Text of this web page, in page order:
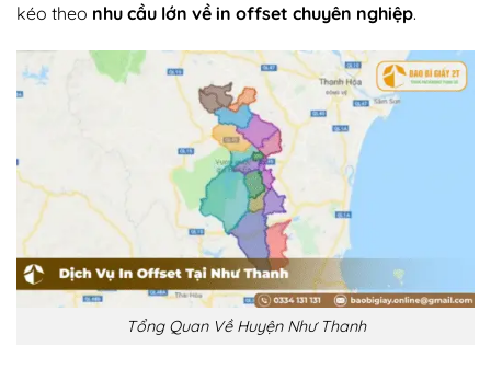
kéo theo nhu cầu lớn về in offset chuyên nghiệp.
Tổng Quan Về Huyện Như Thanh